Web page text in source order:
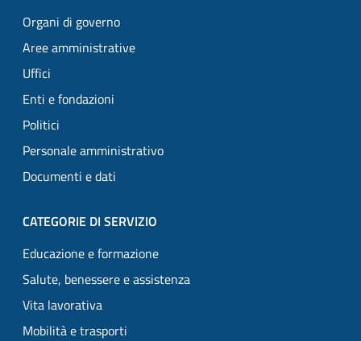
Organi di governo
Aree amministrative
Uffici
Enti e fondazioni
Politici
Personale amministrativo
Documenti e dati
CATEGORIE DI SERVIZIO
Educazione e formazione
Salute, benessere e assistenza
Vita lavorativa
Mobilità e trasporti